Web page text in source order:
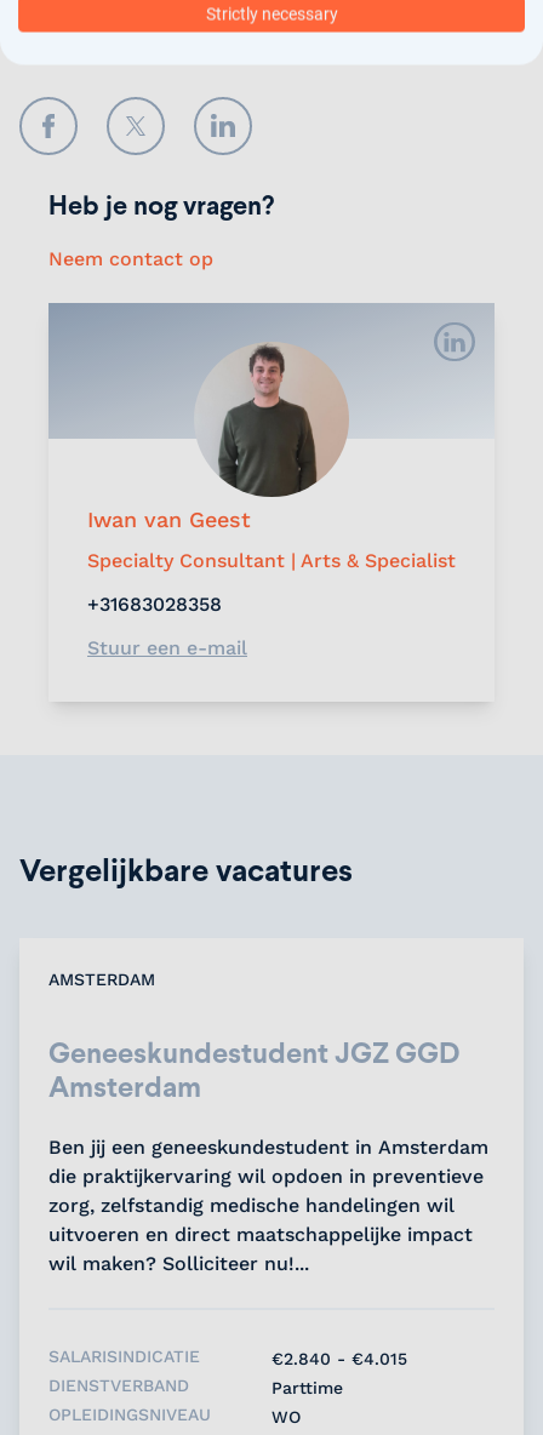
FacebookTwitter LinkedIn
Heb je nog vragen?
Neem contact op
Iwan van Geest
Specialty Consultant | Arts & Specialist
+31683028358
Stuur een e-mail
Vergelijkbare vacatures
AMSTERDAM
Geneeskundestudent JGZ GGD
Amsterdam
Ben jij een geneeskundestudent in Amsterdam
die praktijkervaring wil opdoen in preventieve
zorg, zelfstandig medische handelingen wil
uitvoeren en direct maatschappelijke impact
wil maken? Solliciteer nu!...
SALARISINDICATIE
€2.840 - €4.015
DIENSTVERBAND
Parttime
OPLEIDINGSNIVEAU
WO
Strictly necessary